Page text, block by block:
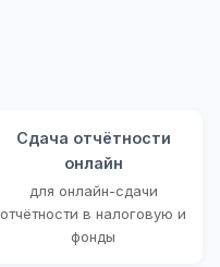
Сдача отчётности
онлайн
для онлайн-сдачи
отчётности в налоговую и
фонды